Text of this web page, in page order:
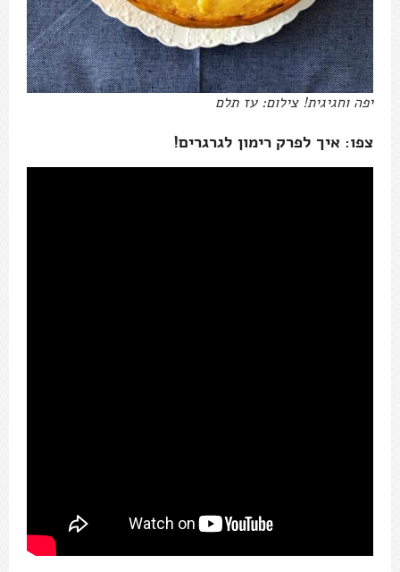
יפה וחגיגית! צילום: עז תלם
צפו: איך לפרק רימון לגרגרים!